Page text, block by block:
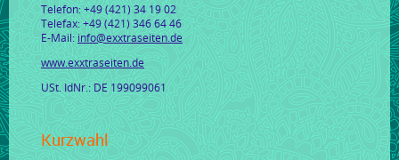
Telefon: +49 (421) 34 19 02
Telefax: +49 (421) 346 64 46
E-Mail: info@exxtraseiten.de
www.exxtraseiten.de
USt. IdNr.: DE 199099061
Kurzwahl